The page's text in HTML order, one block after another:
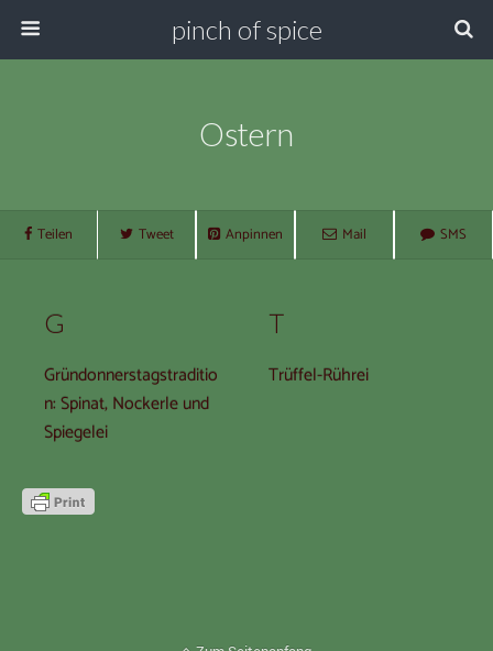
pinch of spice
Ostern
Teilen Tweet Anpinnen Mail SMS
G
Gründonnerstagstraditio
n: Spinat, Nockerle und
Spiegelei
T
Trüffel-Rührei